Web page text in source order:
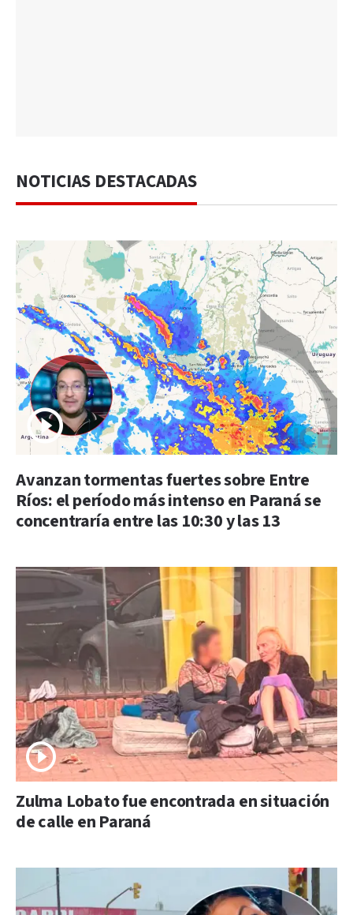
NOTICIAS DESTACADAS
Avanzan tormentas fuertes sobre Entre
Ríos: el período más intenso en Paraná se
concentraría entre las 10:30 y las 13
Zulma Lobato fue encontrada en situación
de calle en Paraná